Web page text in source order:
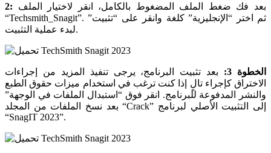
2:
“Techsmith_Snagit”. ثم اختر “الإنجليزية” كلغة وانقر على “تثبيت”
لبدء عملية التثبيت.
الخطوة 3:
بعد تثبيت البرنامج، يرجى تنفيذ المزيد من إجراءات
الاختراق كإجراء تالٍ إذا كنت ترغب في استخدام ميزات حقوق الطبع
والنشر المدفوعة للبرنامج. انقر فوق “استبدال الملفات في الوجهة”
بعد نسخ الملفات من المجلد “Crack” إلى التثبيت الأصلي لبرنامج
“SnagIT 2023”.